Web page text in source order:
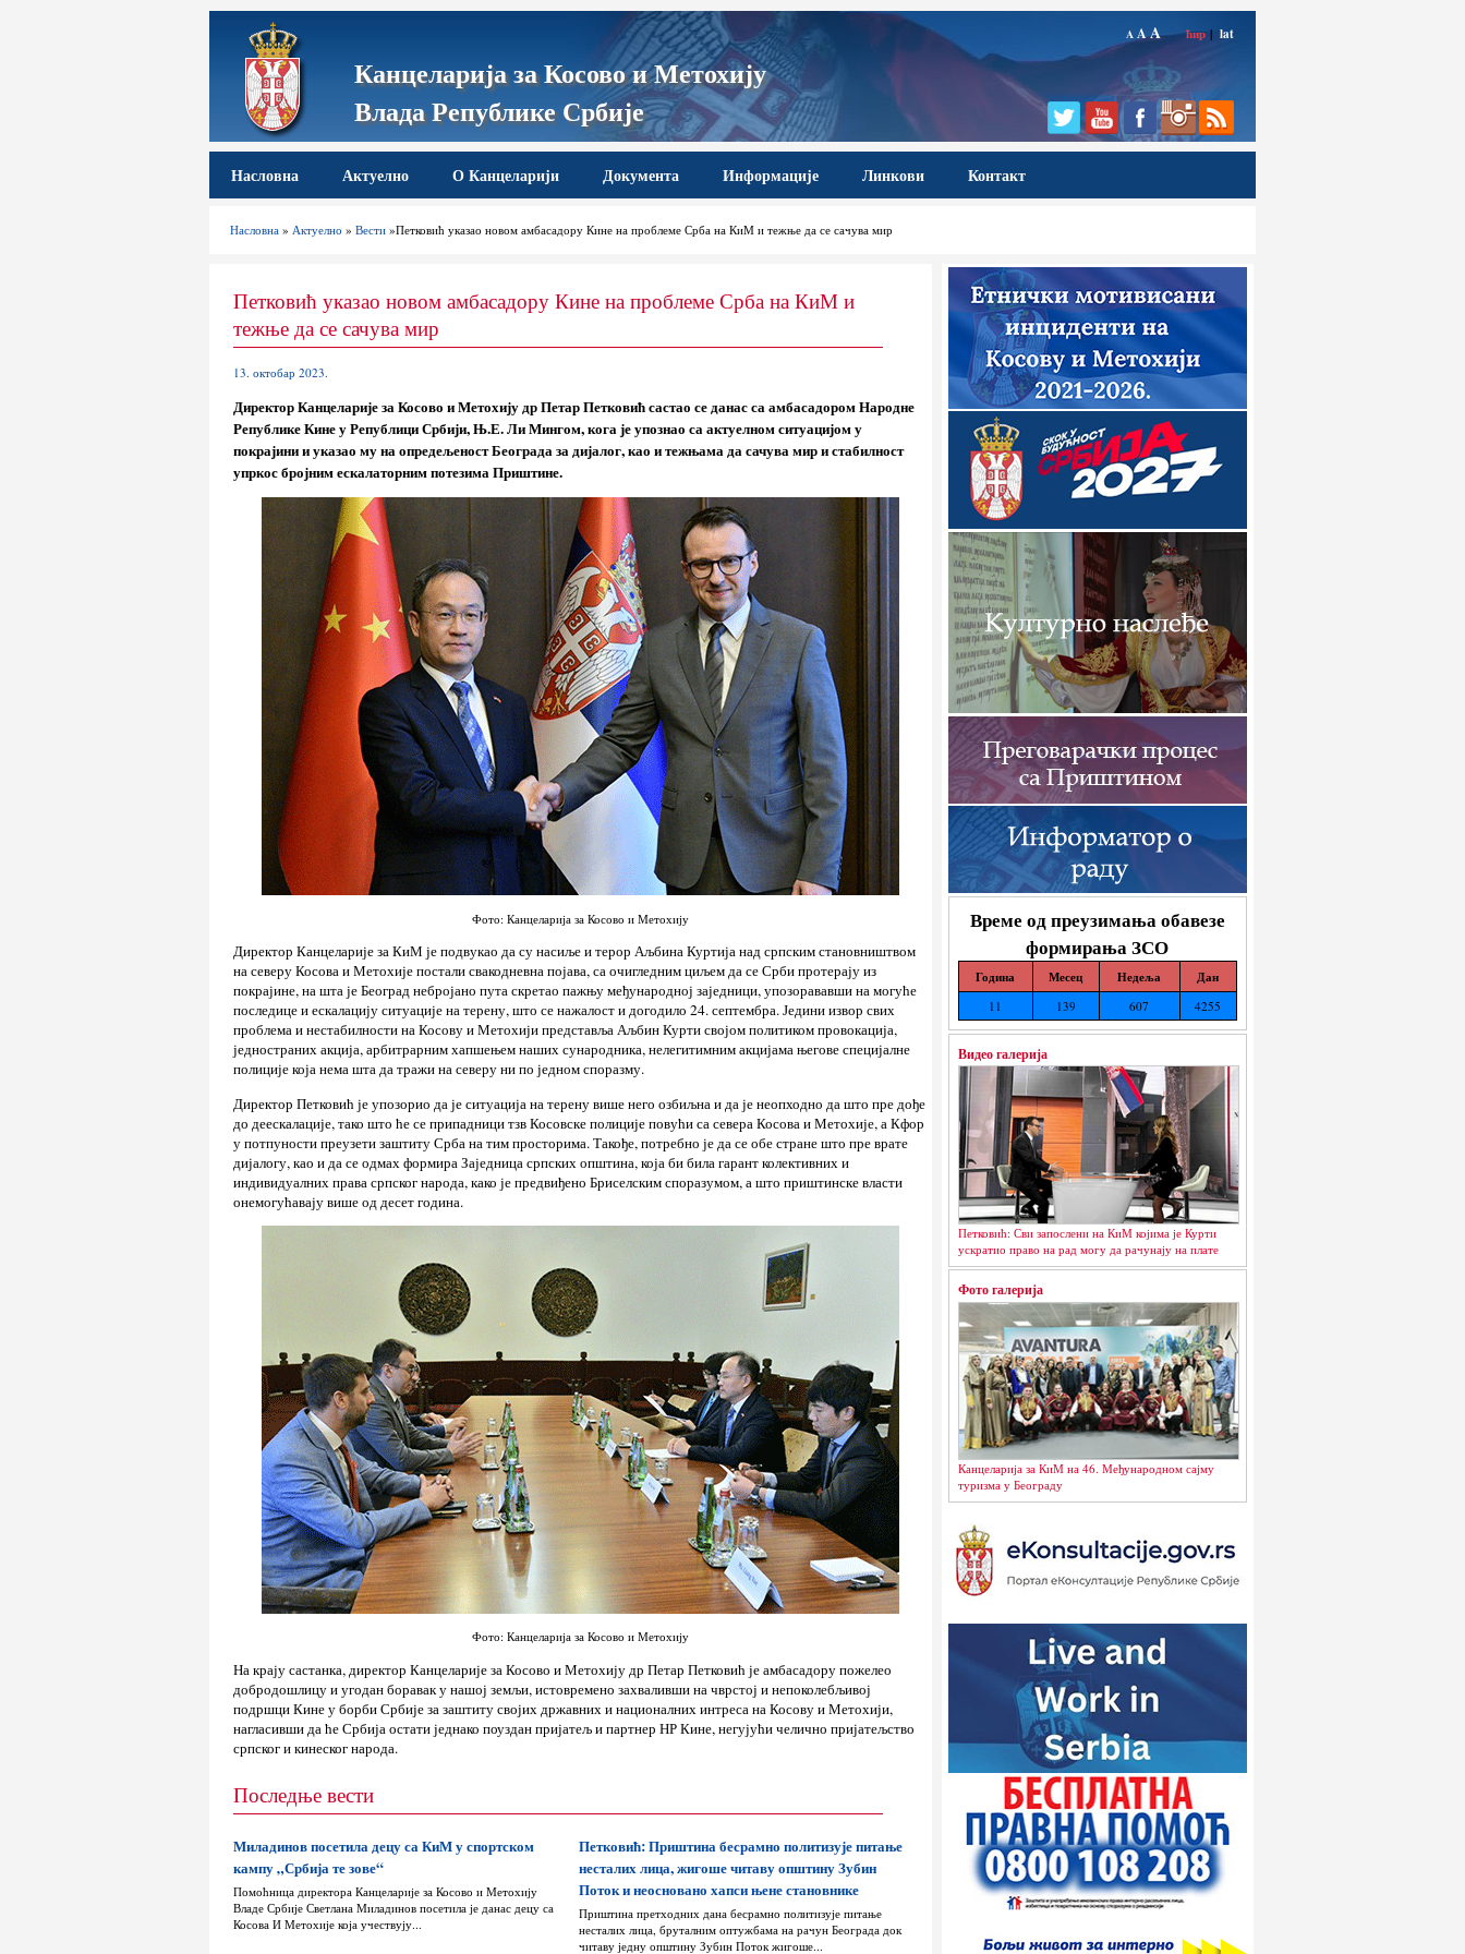
Канцеларија за Косово и Метохију
Влада Републике Србије
A AA ћир | lat
Насловна Актуелно О Канцеларији Документа Информације Линкови Контакт
Насловна »Актуелно »Вести »Петковић указао новом амбасадору Кине на проблеме Срба на КиМ и тежње да се сачува мир
Време од преузимања обавезе
формирања ЗСО
Година Месец Недеља Дан
11 139 607 4255
Видео галерија
Петковић: Сви запослени на КиМ којима је Курти
ускратио право на рад могу да рачунају на плате
Фото галерија
Канцеларија за КиМ на 46. Међународном сајму
туризма у Београду
Петковић указао новом амбасадору Кине на проблеме Срба на КиМ и
тежње да се сачува мир
13. октобар 2023.
Директор Канцеларије за Косово и Метохију др Петар Петковић састао се данас са амбасадором Народне
Републике Кине у Републици Србији, Њ.Е. Ли Мингом, кога је упознао са актуелном ситуацијом у
покрајини и указао му на опредељеност Београда за дијалог, као и тежњама да сачува мир и стабилност
упркос бројним ескалаторним потезима Приштине.
Фото: Канцеларија за Косово и Метохију
Директор Канцеларије за КиМ је подвукао да су насиље и терор Аљбина Куртија над српским становништвом
на северу Косова и Метохије постали свакодневна појава, са очигледним циљем да се Срби протерају из
покрајине, на шта је Београд небројано пута скретао пажњу међународној заједници, упозорававши на могуће
последице и ескалацију ситуације на терену, што се нажалост и догодило 24. септембра. Једини извор свих
проблема и нестабилности на Косову и Метохији представља Аљбин Курти својом политиком провокација,
једностраних акција, арбитрарним хапшењем наших сународника, нелегитимним акцијама његове специјалне
полиције која нема шта да тражи на северу ни по једном споразму.
Директор Петковић је упозорио да је ситуација на терену више него озбиљна и да је неопходно да што пре дође
до деескалације, тако што ће се припадници тзв Косовске полиције повући са севера Косова и Метохије, а Кфор
у потпуности преузети заштиту Срба на тим просторима. Такође, потребно је да се обе стране што пре врате
дијалогу, као и да се одмах формира Заједница српских општина, која би била гарант колективних и
индивидуалних права српског народа, како је предвиђено Бриселским споразумом, а што приштинске власти
онемогућавају више од десет година.
Фото: Канцеларија за Косово и Метохију
На крају састанка, директор Канцеларије за Косово и Метохију др Петар Петковић је амбасадору пожелео
добродошлицу и угодан боравак у нашој земљи, истовремено захваливши на чврстој и непоколебљивој
подршци Кине у борби Србије за заштиту својих државних и националних интреса на Косову и Метохији,
нагласивши да ће Србија остати једнако поуздан пријатељ и партнер НР Кине, негујући челично пријатељство
српског и кинеског народа.
Последње вести
Миладинов посетила децу са КиМ у спортском
кампу „Србија те зове“
Помоћница директора Канцеларије за Косово и Метохију
Владе Србије Светлана Миладинов посетила је данас децу са
Косова И Метохије која учествују...
Петковић: Приштина бесрамно политизује питање
несталих лица, жигоше читаву општину Зубин
Поток и неосновано хапси њене становнике
Приштина претходних дана бесрамно политизује питање
несталих лица, бруталним оптужбама на рачун Београда док
читаву једну општину Зубин Поток жигоше...